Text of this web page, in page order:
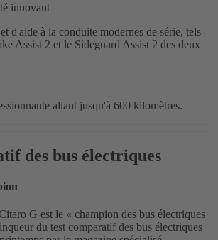
innovant
d'aide à la conduite modernes de série, tels
Assist 2 et le Sideguard Assist 2 des deux
allant jusqu'à 600 kilomètres.
des bus électriques
G est le « champion des bus électriques
du test comparatif des bus électriques